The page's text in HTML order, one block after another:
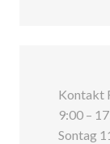
Kontakt
9:00 –
Sontag